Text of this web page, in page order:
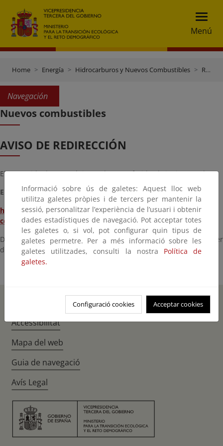
Menú
Home Energía Hidrocarburos y Nuevos Combustibles Remisión de información al Ministerio para la Transición Ecológica y el Reto Demográfico sobre las actividades de suministro de productos petrolíferos
Navegación
Nuevos combustibles
AVISO DE REDIRECCIÓN
El contenido de esta página se ha transferido al siguiente enlace:
Envío de información de precios y cantidades:
https://www.miteco.gob.es/es/energia/hidrocarburos-nuevos-
combustibles/risp/envio-informacion.html
Dado que esta página se abrió de forma temporal hasta disponer
de la anterior,
se eliminará en breve plazo..
Informació sobre ús de galetes: Aquest lloc web
utilitza galetes pròpies i de tercers per mantenir la
sessió, personalitzar l’experiència de l’usuari i obtenir
dades estadístiques de navegació. Pot acceptar totes
les galetes o, si vol, pot configurar quin tipus de
galetes permetre. Per a més informació sobre les
galetes utilitzades, consulti la nostra Política de
galetes.
Configuració cookies Acceptar cookies
Accessibilitat
Mapa del web
Guia de navegació
Avís Legal